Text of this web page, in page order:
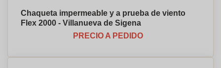
Chaqueta impermeable y a prueba de viento
Flex 2000 - Villanueva de Sigena
PRECIO A PEDIDO